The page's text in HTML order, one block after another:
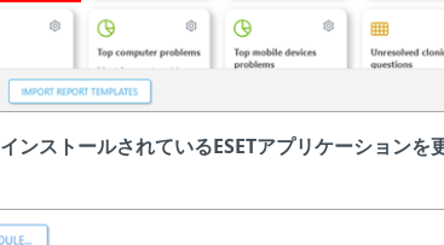
インストールされているESETアプリケーションを